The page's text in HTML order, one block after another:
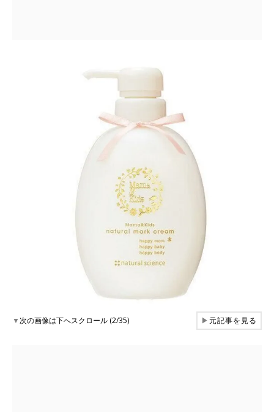
▼次の画像は下へスクロール (2/35) ▶元記事を見る